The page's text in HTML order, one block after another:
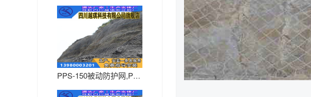
PPS-150被动防护网,PP...